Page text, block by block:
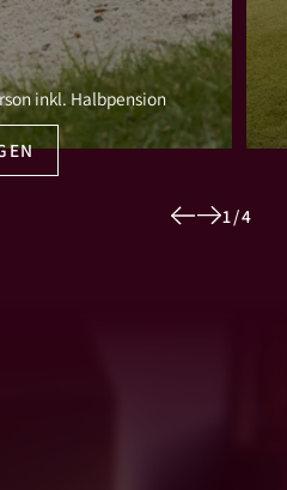
inkl. Halbpension
1/4